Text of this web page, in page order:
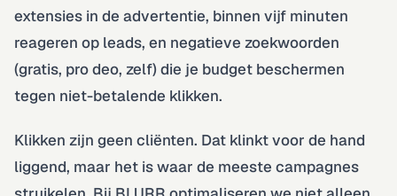
extensies in de advertentie, binnen vijf minuten
reageren op leads, en negatieve zoekwoorden
(gratis, pro deo, zelf) die je budget beschermen
tegen niet-betalende klikken.
Klikken zijn geen cliënten. Dat klinkt voor de hand
liggend, maar het is waar de meeste campagnes